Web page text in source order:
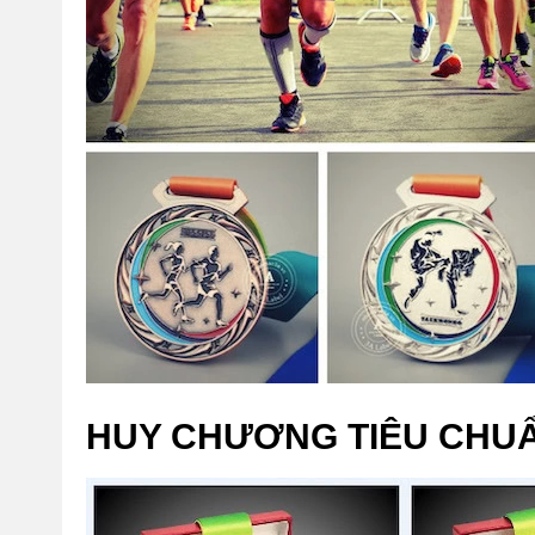
HUY CHƯƠNG TIÊU